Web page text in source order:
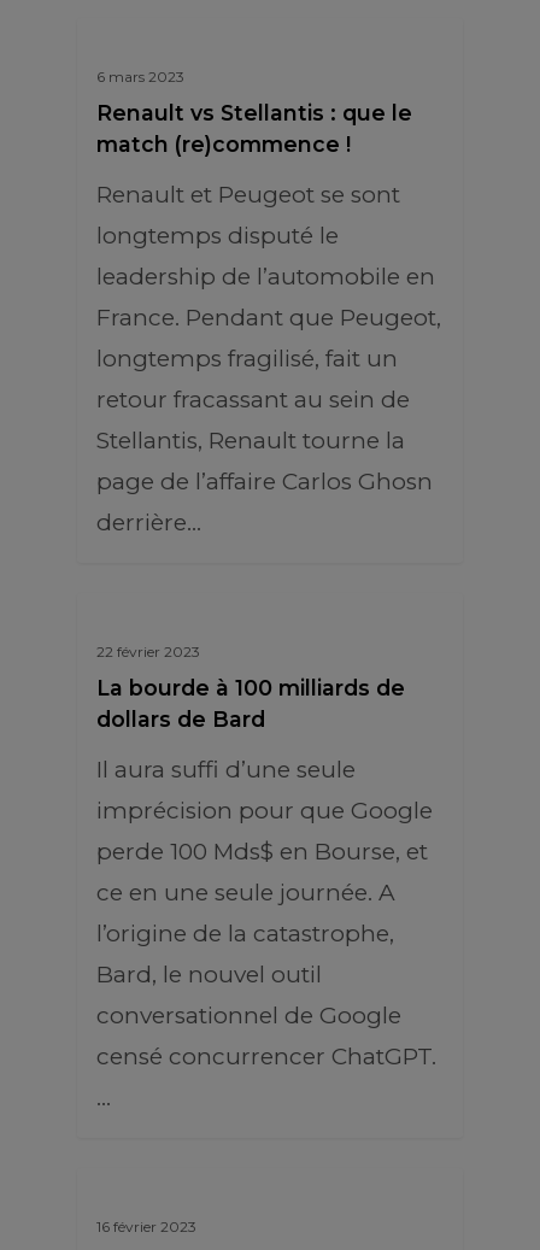
6 mars 2023
Renault vs Stellantis : que le
match (re)commence !
Renault et Peugeot se sont
longtemps disputé le
leadership de l’automobile en
France. Pendant que Peugeot,
longtemps fragilisé, fait un
retour fracassant au sein de
Stellantis, Renault tourne la
page de l’affaire Carlos Ghosn
derrière…
22 février 2023
La bourde à 100 milliards de
dollars de Bard
Il aura suffi d’une seule
imprécision pour que Google
perde 100 Mds$ en Bourse, et
ce en une seule journée. A
l’origine de la catastrophe,
Bard, le nouvel outil
conversationnel de Google
censé concurrencer ChatGPT.
…
16 février 2023